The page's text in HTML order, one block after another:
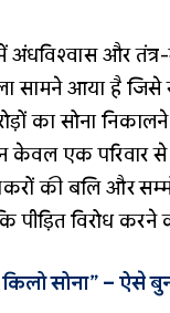
अंधविश्वास और
सामने आया है
का सोना
केवल एक परिवार से
की बलि और
पीड़ित विरोध करने
सोना” – ऐसे